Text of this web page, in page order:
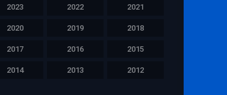
2023 2022 2021
2020 2019 2018
2017 2016 2015
2014 2013 2012